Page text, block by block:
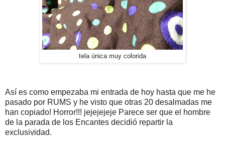
tela única muy colorida
Así es como empezaba mi entrada de hoy hasta que me he
pasado por RUMS y he visto que otras 20 desalmadas me
han copiado! Horror!!! jejejejeje Parece ser que el hombre
de la parada de los Encantes decidió repartir la
exclusividad.